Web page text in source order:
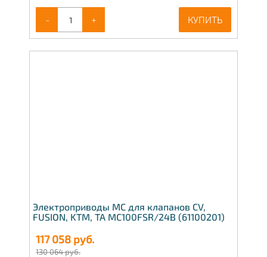
- + КУПИТЬ
Электроприводы МС для клапанов CV,
FUSION, KTM, TA MC100FSR/24В (61100201)
117 058 руб.
130 064 руб.